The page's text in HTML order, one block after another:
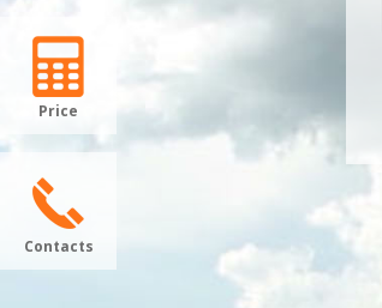
Price
Contacts